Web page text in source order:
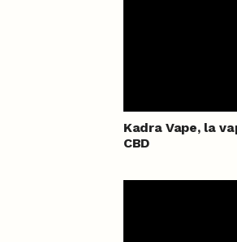
Kadra Vape, la
CBD